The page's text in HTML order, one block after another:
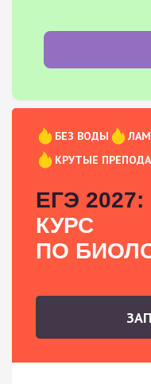
БЕЗ ВОДЫ
КРУТЫЕ
ЕГЭ 2027:
КУРС
ПО